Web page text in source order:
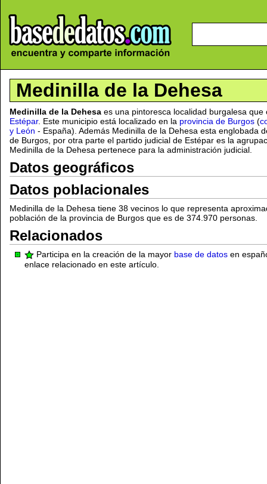
Medinilla de la Dehesa
Medinilla de la Dehesa es una pintoresca localidad burgalesa
Estépar. Este municipio está localizado en la provincia de Burgos (
y León - España). Además Medinilla de la Dehesa esta englobada
de Burgos, por otra parte el partido judicial de Estépar es la
Medinilla de la Dehesa pertenece para la administración judicial.
Datos geográficos
Datos poblacionales
Medinilla de la Dehesa tiene 38 vecinos lo que representa
población de la provincia de Burgos que es de 374.970 personas.
Relacionados
Participa en la creación de la mayor base de datos en
enlace relacionado en este artículo.